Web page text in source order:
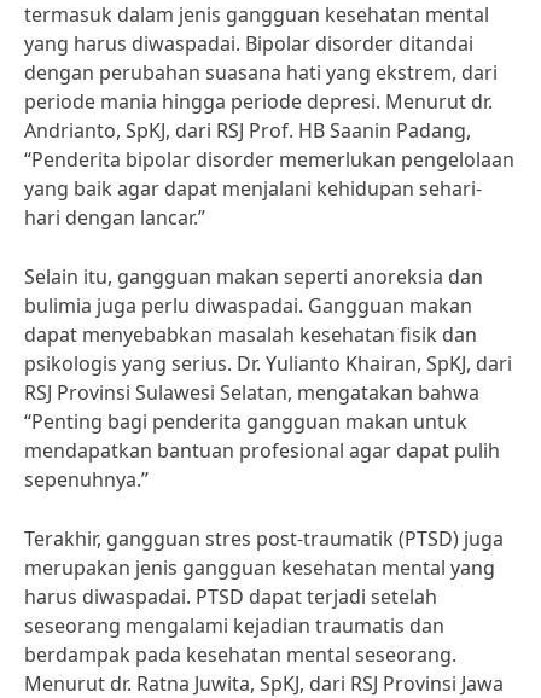
termasuk dalam jenis gangguan kesehatan mental
yang harus diwaspadai. Bipolar disorder ditandai
dengan perubahan suasana hati yang ekstrem, dari
periode mania hingga periode depresi. Menurut dr.
Andrianto, SpKJ, dari RSJ Prof. HB Saanin Padang,
“Penderita bipolar disorder memerlukan pengelolaan
yang baik agar dapat menjalani kehidupan sehari-
hari dengan lancar.”
Selain itu, gangguan makan seperti anoreksia dan
bulimia juga perlu diwaspadai. Gangguan makan
dapat menyebabkan masalah kesehatan fisik dan
psikologis yang serius. Dr. Yulianto Khairan, SpKJ, dari
RSJ Provinsi Sulawesi Selatan, mengatakan bahwa
“Penting bagi penderita gangguan makan untuk
mendapatkan bantuan profesional agar dapat pulih
sepenuhnya.”
Terakhir, gangguan stres post-traumatik (PTSD) juga
merupakan jenis gangguan kesehatan mental yang
harus diwaspadai. PTSD dapat terjadi setelah
seseorang mengalami kejadian traumatis dan
berdampak pada kesehatan mental seseorang.
Menurut dr. Ratna Juwita, SpKJ, dari RSJ Provinsi Jawa